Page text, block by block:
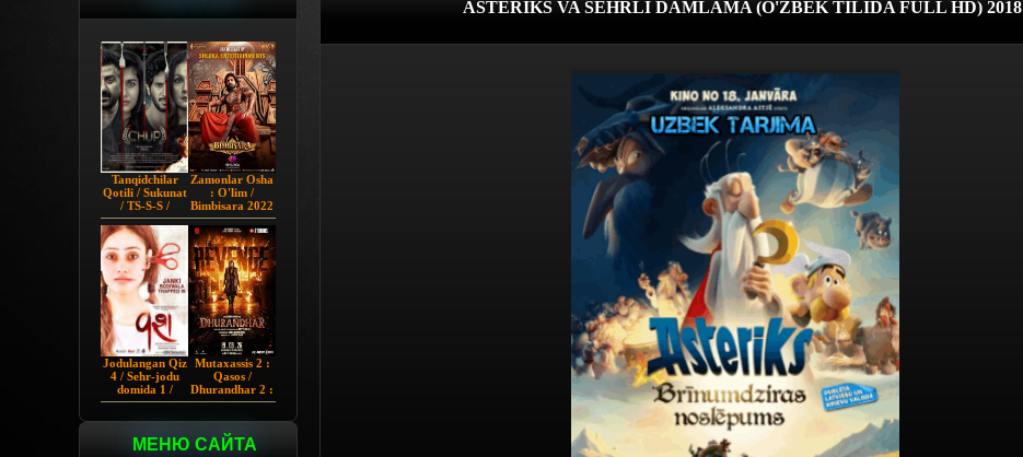
Tanqidchilar
Qotili / Sukunat
/ TS-S-S /
Jimjitlik
Ortidagi Sir /
Chup 2022 HD
Hind kino
Zamonlar Osha
: O'lim /
Bimbisara 2022
Hind kino
Uzbek tilida
Jodulangan Qiz
4 / Sehr-jodu
domida 1 /
Egallangan 1 /
Hind kino
Mutaxassis 2 :
Qasos /
Dhurandhar 2 :
Intiqom 2026
МЕНЮ САЙТА
ASTERIKS VA SEHRLI DAMLAMA (O'ZBEK TILIDA FULL HD) 2018